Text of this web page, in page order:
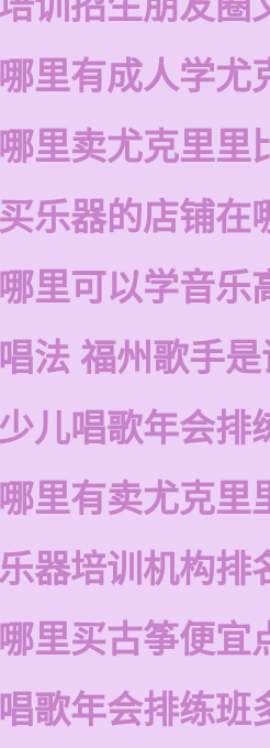
里有成人学尤
里卖尤克里里
乐器的店铺在
里可以学音乐
法 福州歌手
儿唱歌年会排
里有卖尤克里
器培训机构排
里买古筝便宜
歌年会排练班